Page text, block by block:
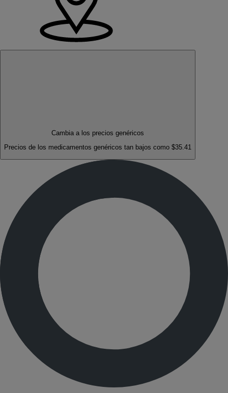
Cambia a los precios genéricos
Precios de los medicamentos genéricos tan bajos como $35.41